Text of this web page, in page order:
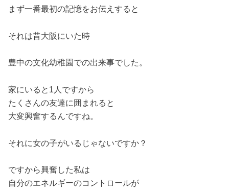
まず一番最初の記憶をお伝えすると
それは昔大阪にいた時
豊中の文化幼稚園での出来事でした。
家にいると1人ですから
たくさんの友達に囲まれると
大変興奮するんですね。
それに女の子がいるじゃないですか？
ですから興奮した私は
自分のエネルギーのコントロールが